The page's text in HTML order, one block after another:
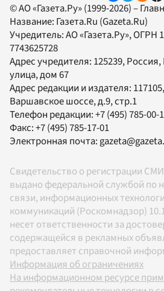
© АО «Газета.Ру» (1999-2026) –
Название: Газета.Ru (Gazeta.Ru)
Учредитель:АО «Газета.Ру», ОГРН
7743625728
Адрес учредителя: 125239,
улица, дом 67
Адрес редакции и издателя: 117105
Варшавское шоссе, д.9, стр.1
Телефон редакции:+7 (495) 785-00-
Факс:+7 (495) 785-17-01
Электронная почта:
Свидетельство о регистрации
выдано федеральной службой по
связи, информационных
коммуникаций (Роскомнадзор)
несет ответственности за
содержащейся в рекламных
предоставляет справочной
Информация об ограничениях
На информационном ресурсе